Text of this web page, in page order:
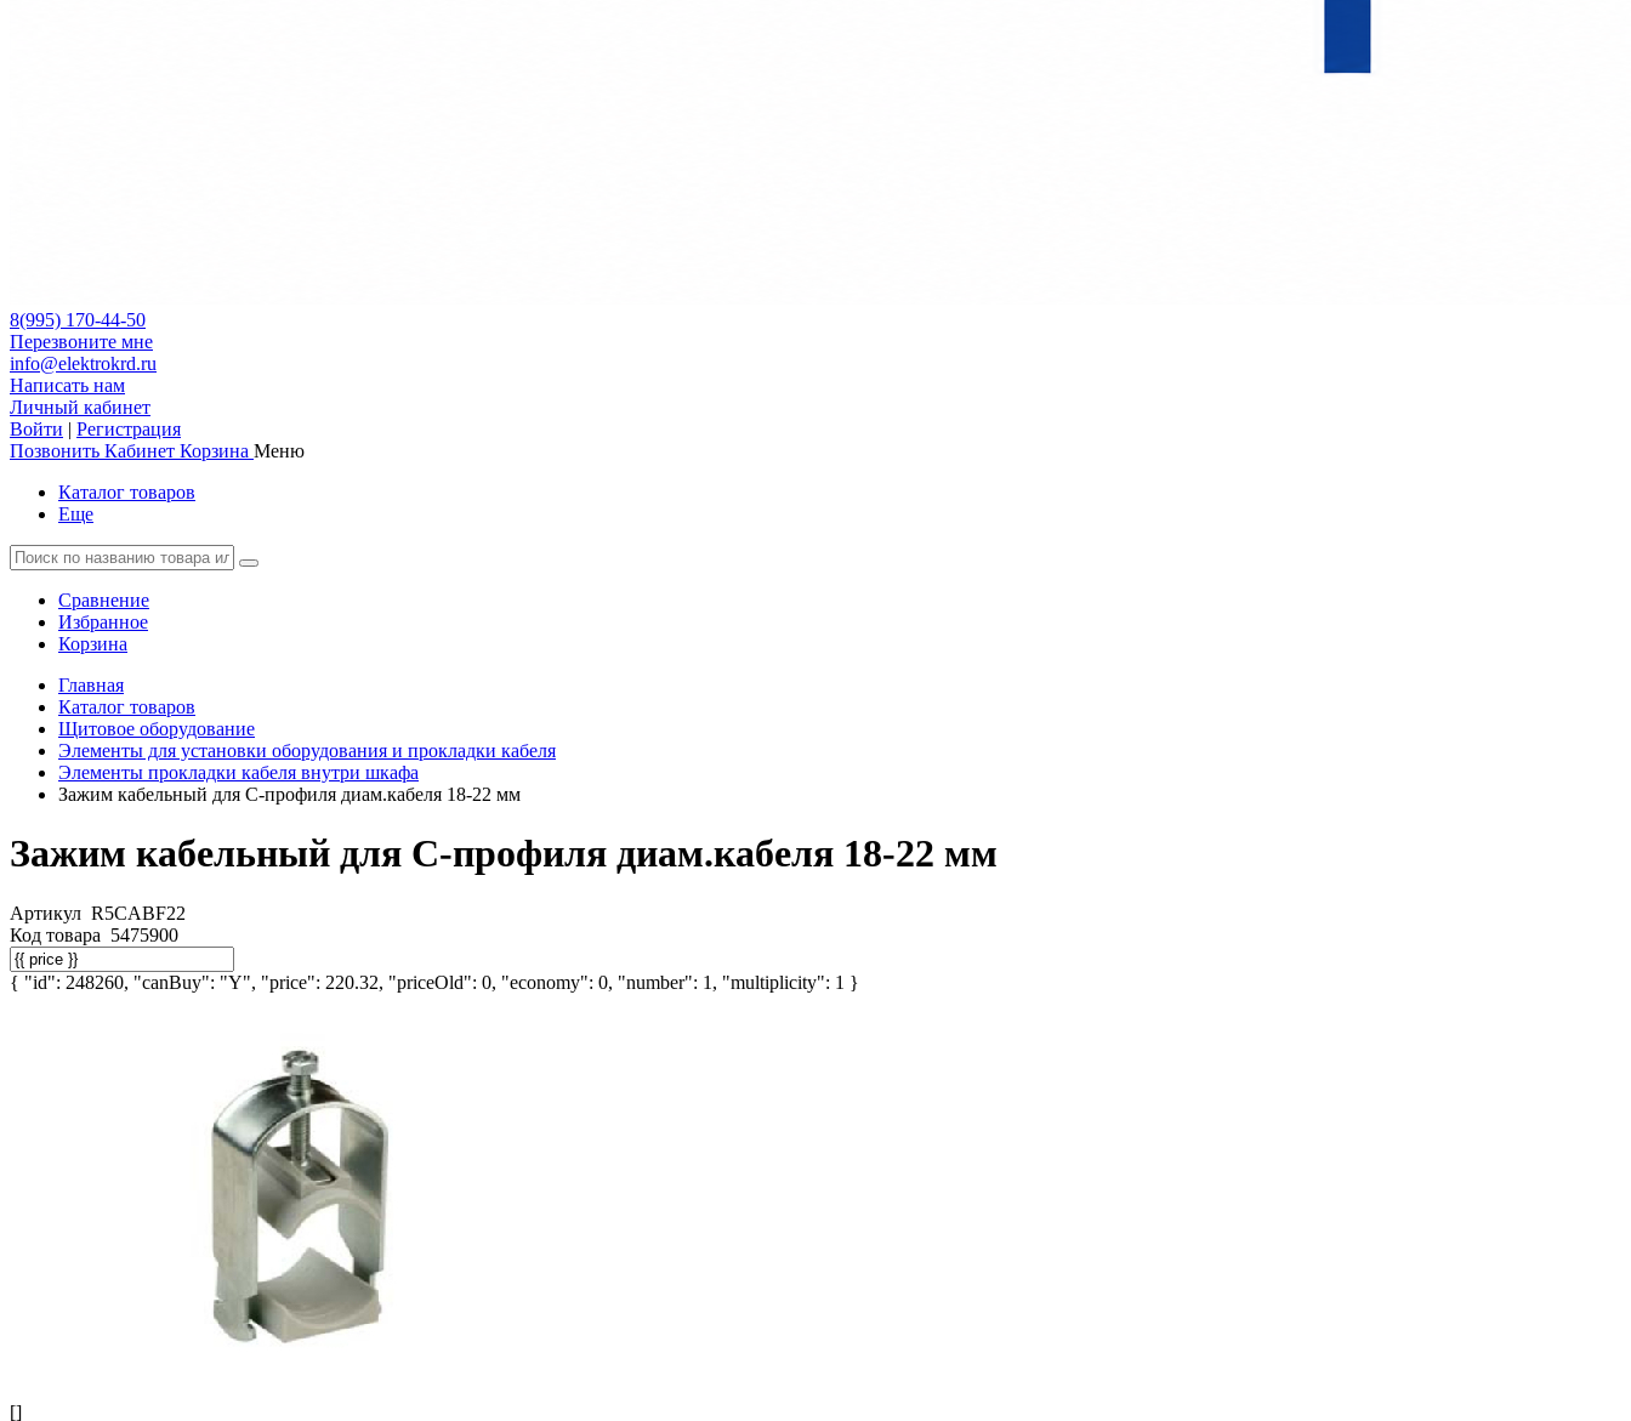
8(995) 170-44-50
Перезвоните мне
info@elektrokrd.ru
Написать нам
Личный кабинет
Войти | Регистрация
Позвонить Кабинет Корзина Меню
Каталог товаров
Еще
Сравнение
Избранное
Корзина
Главная
Каталог товаров
Щитовое оборудование
Элементы для установки оборудования и прокладки кабеля
Элементы прокладки кабеля внутри шкафа
Зажим кабельный для С-профиля диам.кабеля 18-22 мм
Зажим кабельный для С-профиля диам.кабеля 18-22 мм
Артикул R5CABF22
Код товара 5475900
{ "id": 248260, "canBuy": "Y", "price": 220.32, "priceOld": 0, "economy": 0, "number": 1, "multiplicity": 1 }
[]